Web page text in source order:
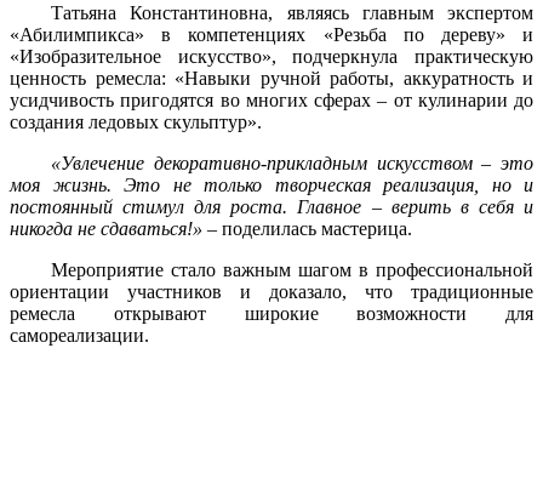
Татьяна Константиновна, являясь главным экспертом
«Абилимпикса» в компетенциях «Резьба по дереву» и
«Изобразительное искусство», подчеркнула практическую
ценность ремесла: «Навыки ручной работы, аккуратность и
усидчивость пригодятся во многих сферах – от кулинарии до
создания ледовых скульптур».
«Увлечение декоративно-прикладным искусством – это
моя жизнь. Это не только творческая реализация, но и
постоянный стимул для роста. Главное – верить в себя и
никогда не сдаваться!» – поделилась мастерица.
Мероприятие стало важным шагом в профессиональной
ориентации участников и доказало, что традиционные
ремесла открывают широкие возможности для
самореализации.